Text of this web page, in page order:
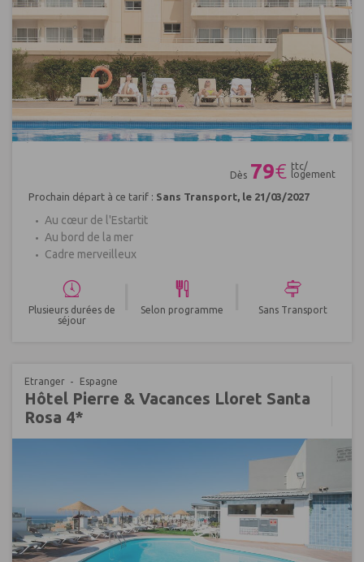
Dès 79€ ttc/
logement
Prochain départ à ce tarif : Sans Transport, le 21/03/2027
Au cœur de l'Estartit
Au bord de la mer
Cadre merveilleux
Plusieurs durées de
séjour
Selon programme Sans Transport
Etranger Espagne
Hôtel Pierre & Vacances Lloret Santa
Rosa 4*